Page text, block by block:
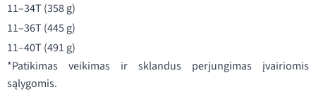
11–34T (358 g)
11–36T (445 g)
11–40T (491 g)
*Patikimas veikimas ir sklandus perjungimas įvairiomis
sąlygomis.